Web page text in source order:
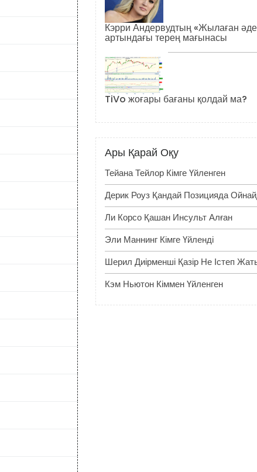
Кэрри Андервудтың «Жылаған
артындағы терең мағынасы
TiVo жоғары бағаны қолдай ма?
Ары Қарай Оқу
Тейана Тейлор Кімге Үйленген
Дерик Роуз Қандай Позицияда
Ли Корсо Қашан Инсульт Алған
Эли Маннинг Кімге Үйленді
Шерил Диірменші Қазір Не Істеп
Кэм Ньютон Кіммен Үйленген